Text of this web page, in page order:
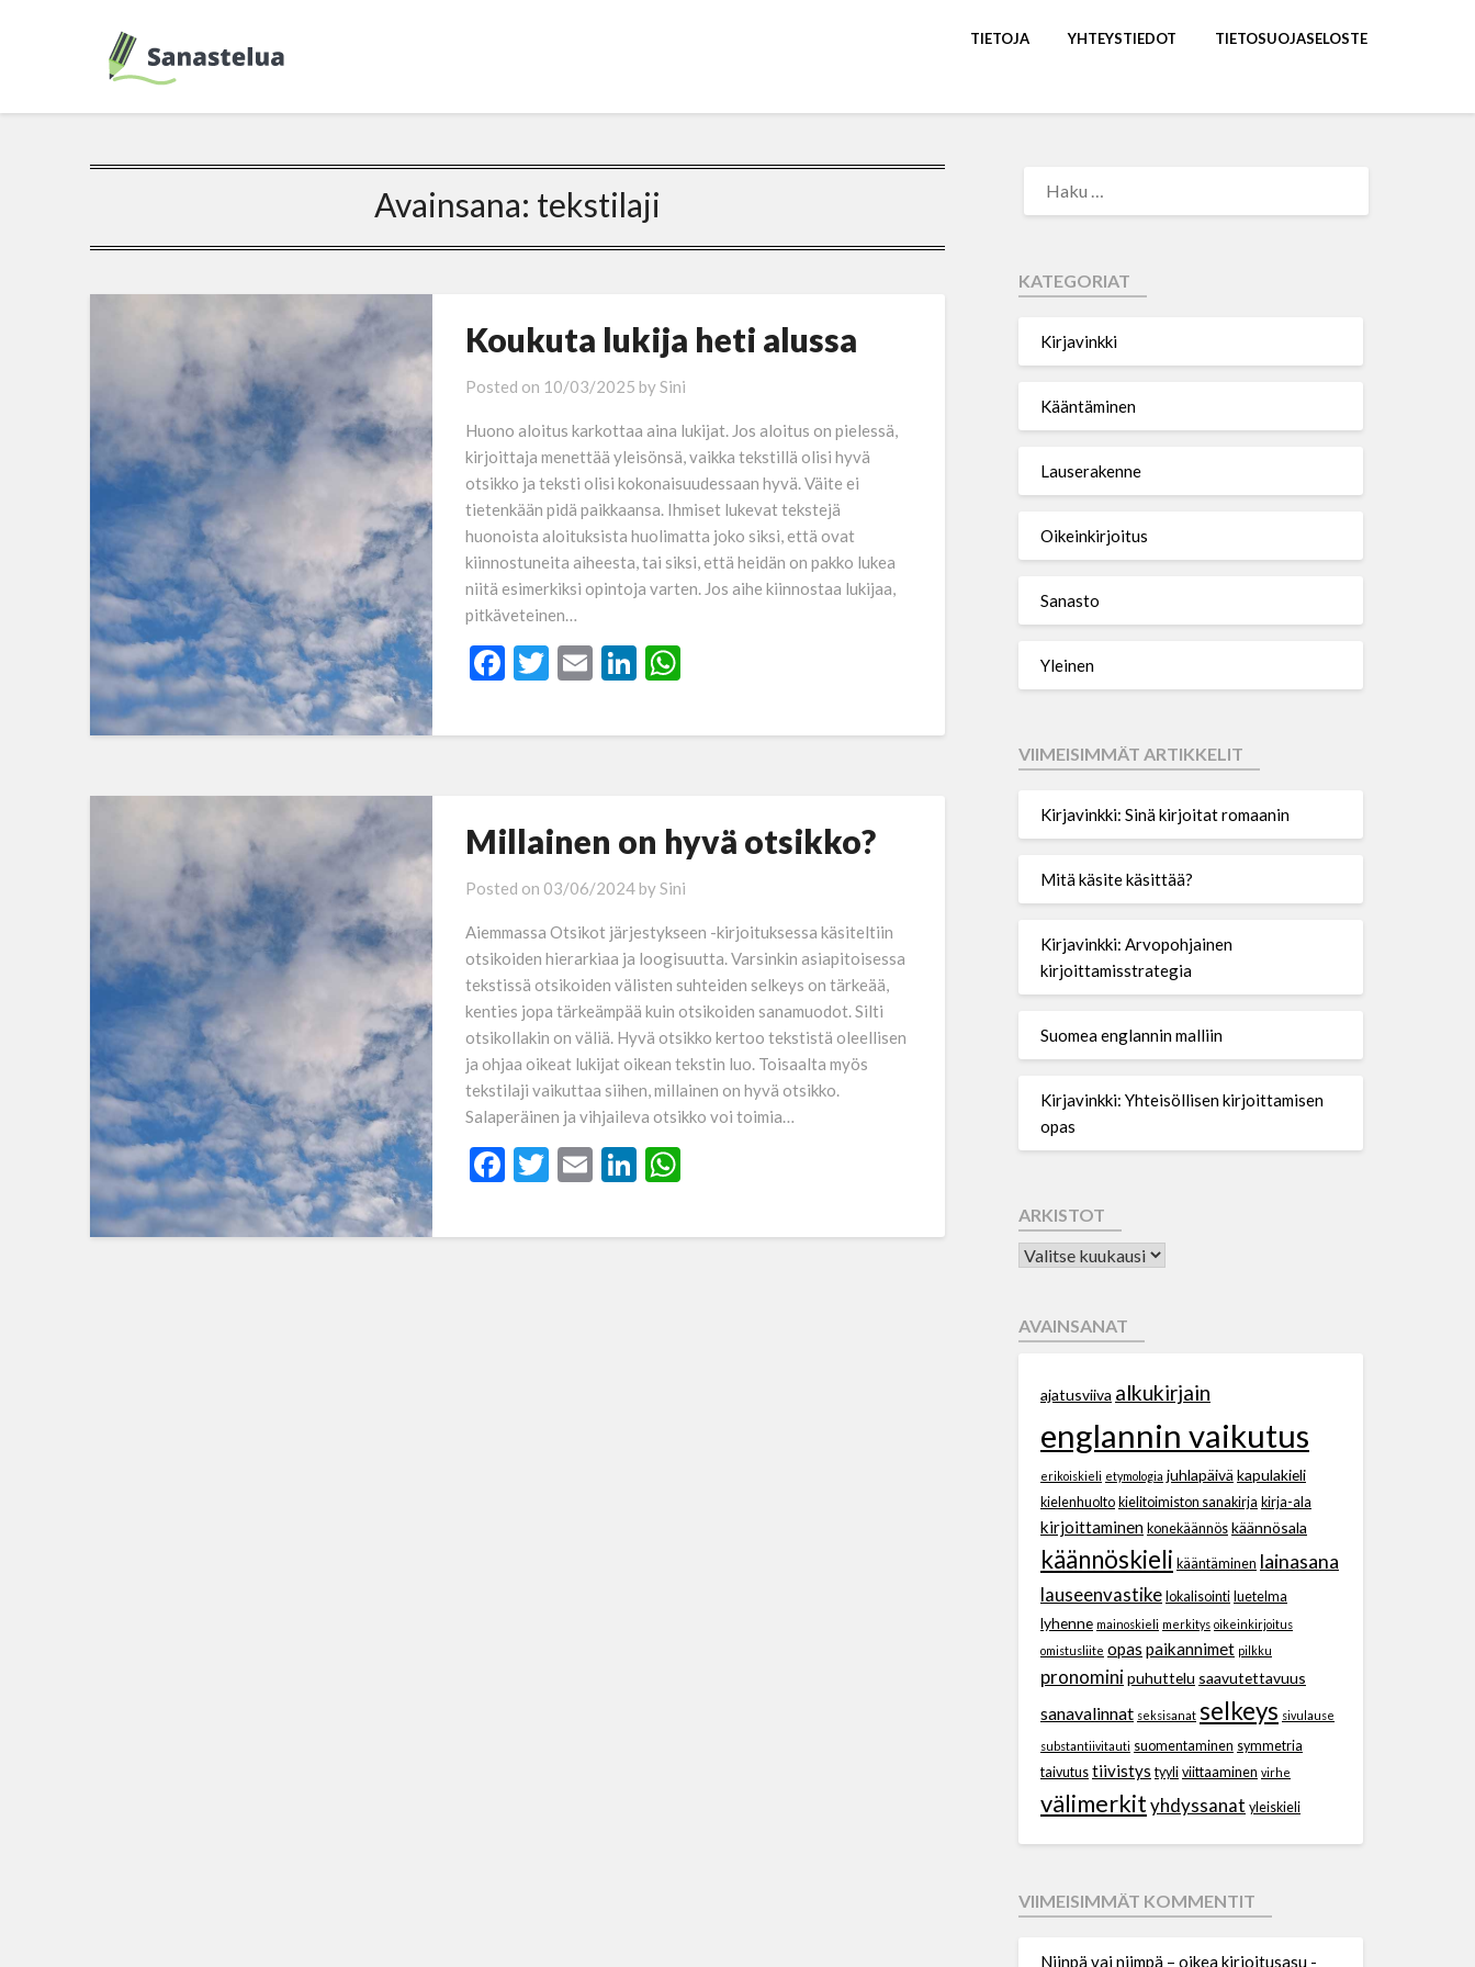
TIETOJA YHTEYSTIEDOT TIETOSUOJASELOSTE
Avainsana: tekstilaji
Koukuta lukija heti alussa
Posted on 10/03/2025 bySini
Huono aloitus karkottaa aina lukijat. Jos aloitus on pielessä,
kirjoittaja menettää yleisönsä, vaikka tekstillä olisi hyvä
otsikko ja teksti olisi kokonaisuudessaan hyvä. Väite ei
tietenkään pidä paikkaansa. Ihmiset lukevat tekstejä
huonoista aloituksista huolimatta joko siksi, että ovat
kiinnostuneita aiheesta, tai siksi, että heidän on pakko lukea
niitä esimerkiksi opintoja varten. Jos aihe kiinnostaa lukijaa,
pitkäveteinen…
Facebook
Twitter
EmailLinkedIn
WhatsApp
Millainen on hyvä otsikko?
Posted on 03/06/2024bySini
Aiemmassa Otsikot järjestykseen -kirjoituksessa käsiteltiin
otsikoiden hierarkiaa ja loogisuutta. Varsinkin asiapitoisessa
tekstissä otsikoiden välisten suhteiden selkeys on tärkeää,
kenties jopa tärkeämpää kuin otsikoiden sanamuodot. Silti
otsikollakin on väliä. Hyvä otsikko kertoo tekstistä oleellisen
ja ohjaa oikeat lukijat oikean tekstin luo. Toisaalta myös
tekstilaji vaikuttaa siihen, millainen on hyvä otsikko.
Salaperäinen ja vihjaileva otsikko voi toimia…
Facebook
Twitter
EmailLinkedIn
WhatsApp
KATEGORIAT
Kirjavinkki
Kääntäminen
Lauserakenne
Oikeinkirjoitus
Sanasto
Yleinen
VIIMEISIMMÄT ARTIKKELIT
Kirjavinkki: Sinä kirjoitat romaanin
Mitä käsite käsittää?
Kirjavinkki: Arvopohjainen
kirjoittamisstrategia
Suomea englannin malliin
Kirjavinkki: Yhteisöllisen kirjoittamisen
opas
ARKISTOT
AVAINSANAT
ajatusviiva alkukirjain
englannin vaikutus
erikoiskieli etymologia juhlapäivä kapulakieli
kielenhuolto kielitoimiston sanakirja kirja-ala
kirjoittaminen konekäännös käännösala
käännöskieli kääntäminen lainasana
lauseenvastike lokalisointi luetelma
lyhenne mainoskieli merkitys oikeinkirjoitus
omistusliite opas paikannimet pilkku
pronominipuhuttelu saavutettavuus
sanavalinnat seksisanat selkeys sivulause
substantiivitauti suomentaminen symmetria
taivutus tiivistys tyyli viittaaminen virhe
välimerkityhdyssanat yleiskieli
VIIMEISIMMÄT KOMMENTIT
Niinpä vai niimpä – oikea kirjoitusasu -